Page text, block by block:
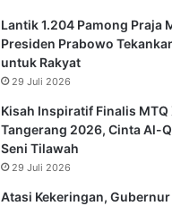
Lantik 1.204 Pamong Praja
Presiden Prabowo
untuk Rakyat
29 Juli 2026
Kisah Inspiratif Finalis MTQ
Tangerang 2026, Cinta Al-
Seni Tilawah
29 Juli 2026
Atasi Kekeringan,